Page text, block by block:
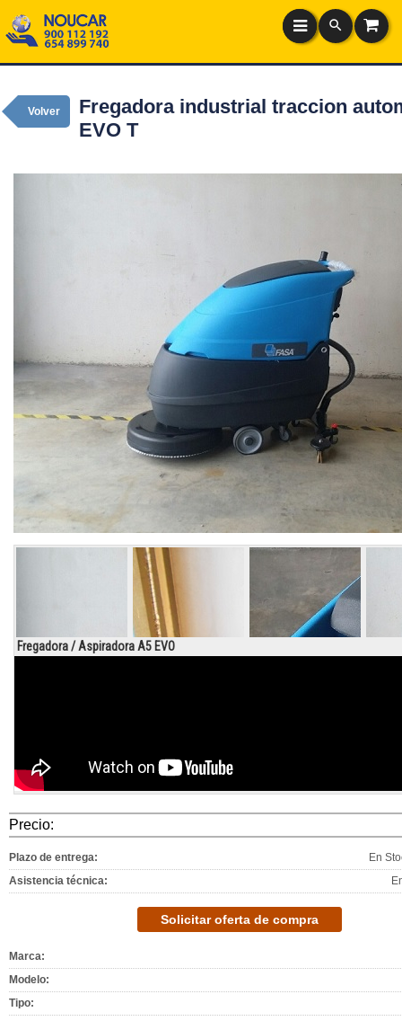
Volver
Fregadora industrial traccion
EVO T
Fregadora / Aspiradora A5 EVO
Precio:
Plazo de entrega:
En
Asistencia técnica:
Solicitar oferta de compra
Marca:
Modelo:
Tipo: